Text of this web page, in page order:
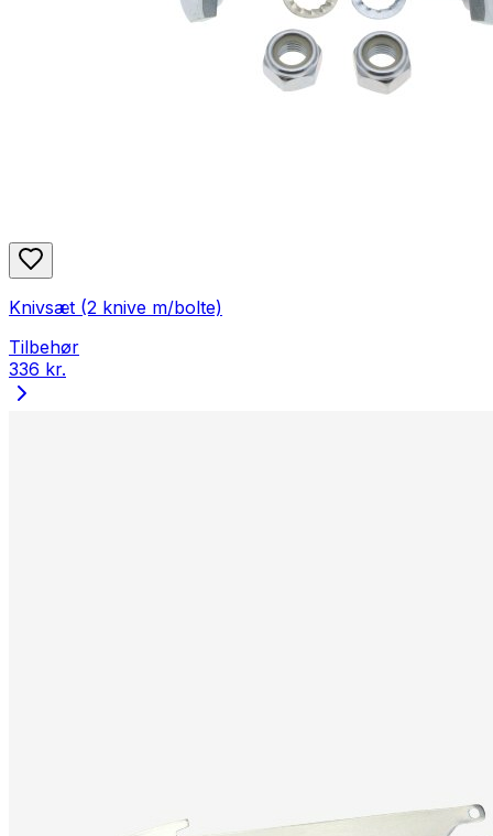
Knivsæt (2 knive m/bolte)
Tilbehør
336 kr.